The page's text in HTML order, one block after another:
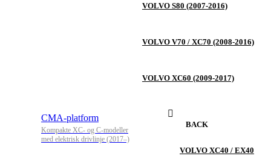
VOLVO S80 (2007-2016)
VOLVO V70 / XC70 (2008-2016)
VOLVO XC60 (2009-2017)
CMA-platform
Kompakte XC- og C-modeller
med elektrisk drivlinje (2017–)
BACK
VOLVO XC40 / EX40